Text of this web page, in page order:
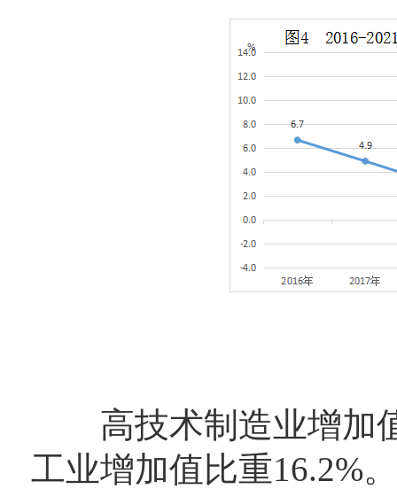
高技术制造业增加值
工业增加值比重16.2%